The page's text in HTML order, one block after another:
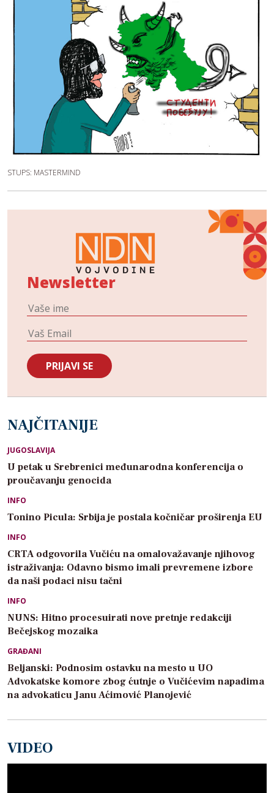
STUPS: MASTERMIND
Newsletter
NAJČITANIJE
JUGOSLAVIJA
U petak u Srebrenici međunarodna konferencija o
proučavanju genocida
INFO
Tonino Picula: Srbija je postala kočničar proširenja EU
INFO
CRTA odgovorila Vučiću na omalovažavanje njihovog
istraživanja: Odavno bismo imali prevremene izbore
da naši podaci nisu tačni
INFO
NUNS: Hitno procesuirati nove pretnje redakciji
Bečejskog mozaika
GRAĐANI
Beljanski: Podnosim ostavku na mesto u UO
Advokatske komore zbog ćutnje o Vučićevim napadima
na advokaticu Janu Aćimović Planojević
VIDEO